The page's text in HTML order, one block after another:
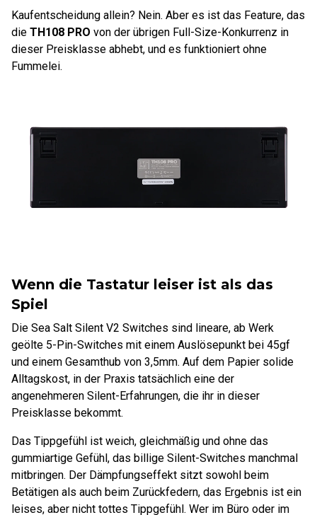
Kaufentscheidung allein? Nein. Aber es ist das Feature, das
die TH108 PRO von der übrigen Full-Size-Konkurrenz in
dieser Preisklasse abhebt, und es funktioniert ohne
Fummelei.
Wenn die Tastatur leiser ist als das
Spiel
Die Sea Salt Silent V2 Switches sind lineare, ab Werk
geölte 5-Pin-Switches mit einem Auslösepunkt bei 45gf
und einem Gesamthub von 3,5mm. Auf dem Papier solide
Alltagskost, in der Praxis tatsächlich eine der
angenehmeren Silent-Erfahrungen, die ihr in dieser
Preisklasse bekommt.
Das Tippgefühl ist weich, gleichmäßig und ohne das
gummiartige Gefühl, das billige Silent-Switches manchmal
mitbringen. Der Dämpfungseffekt sitzt sowohl beim
Betätigen als auch beim Zurückfedern, das Ergebnis ist ein
leises, aber nicht tottes Tippgefühl. Wer im Büro oder im